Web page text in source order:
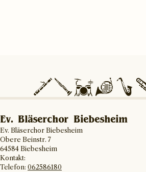
Ev. Bläserchor Biebesheim
Ev. Bläserchor Biebesheim
Obere Beinstr. 7
64584 Biebesheim
Kontakt:
Telefon: 062586180